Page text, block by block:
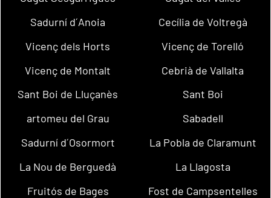
Sadurní d´Anoia
Cecília de Voltregà
Vicenç dels Horts
Vicenç de Torelló
Vicenç de Montalt
Cebrià de Vallalta
Sant Boi de Lluçanès
Sant Boi
artomeu del Grau
Sabadell
Sadurní d´Osormort
La Pobla de Claramunt
La Nou de Berguedà
La Llagosta
Fruitós de Bages
Fost de Campsentelles